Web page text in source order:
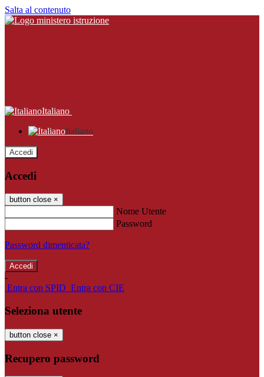
Salta al contenuto
Italiano
Italiano
Accedi
Accedi
button close ×
Nome Utente
Password
Password dimenticata?
-
Entra con SPID Entra con CIE
Seleziona utente
button close ×
Recupero password